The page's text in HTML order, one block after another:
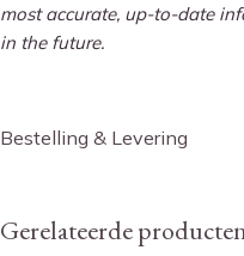
most accurate, up-to-date
in the future.
Bestelling & Levering
Gerelateerde